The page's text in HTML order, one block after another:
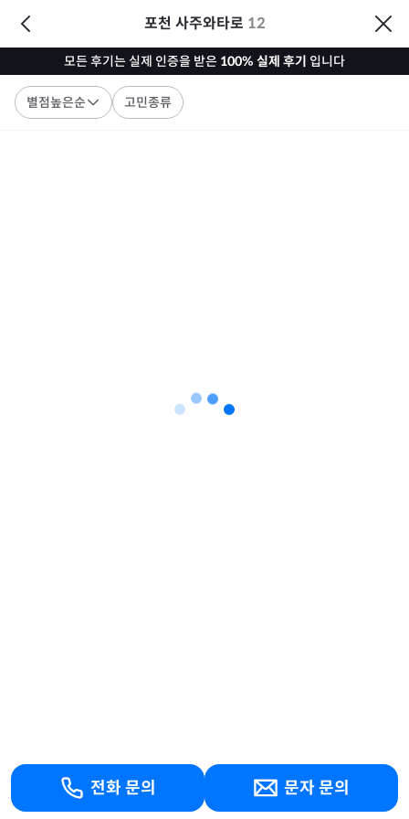
포천 사주와타로 12
모든 후기는 실제 인증을 받은 100% 실제 후기 입니다
별점높은순 고민종류
전화 문의 문자 문의